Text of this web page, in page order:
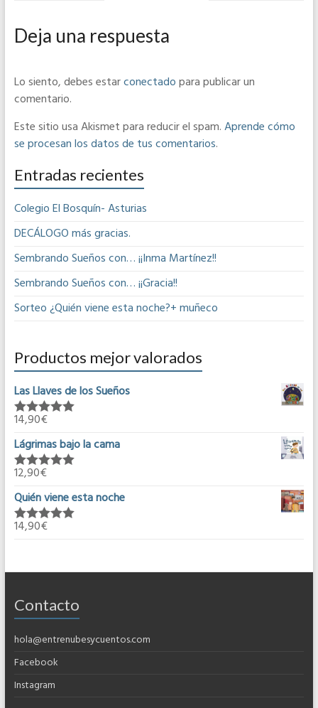
Deja una respuesta
Lo siento, debes estarconectadopara publicar un
comentario.
Este sitio usa Akismet para reducir el spam.Aprende cómo
se procesan los datos de tus comentarios.
Entradas recientes
Colegio El Bosquín- Asturias
DECÁLOGO más gracias.
Sembrando Sueños con… ¡¡Inma Martínez!!
Sembrando Sueños con… ¡¡Gracia!!
Sorteo ¿Quién viene esta noche?+ muñeco
Productos mejor valorados
Las Llaves de los Sueños
Valorado en
14,90€
Lágrimas bajo la cama
Valorado en
12,90€
Quién viene esta noche
Valorado en
14,90€
Contacto
hola@entrenubesycuentos.com
Facebook
Instagram